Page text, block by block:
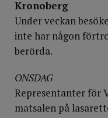
Kronoberg
Under veckan
inte har någon
berörda.
ONSDAG
Representanter för
matsalen på